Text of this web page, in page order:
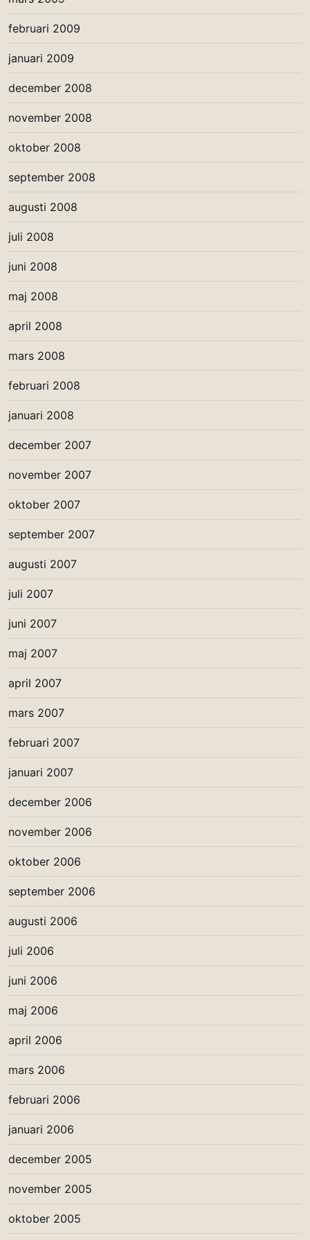
februari 2009
januari 2009
december 2008
november 2008
oktober 2008
september 2008
augusti 2008
juli 2008
juni 2008
maj 2008
april 2008
mars 2008
februari 2008
januari 2008
december 2007
november 2007
oktober 2007
september 2007
augusti 2007
juli 2007
juni 2007
maj 2007
april 2007
mars 2007
februari 2007
januari 2007
december 2006
november 2006
oktober 2006
september 2006
augusti 2006
juli 2006
juni 2006
maj 2006
april 2006
mars 2006
februari 2006
januari 2006
december 2005
november 2005
oktober 2005